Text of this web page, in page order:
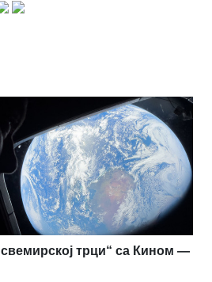
трци“ са Кином —